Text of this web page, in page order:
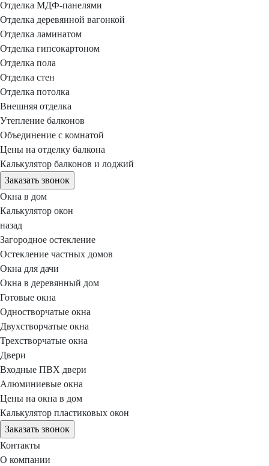
Отделка МДФ-панелями
Отделка деревянной вагонкой
Отделка ламинатом
Отделка гипсокартоном
Отделка пола
Отделка стен
Отделка потолка
Внешняя отделка
Утепление балконов
Объединение с комнатой
Цены на отделку балкона
Калькулятор балконов и лоджий
Заказать звонок
Окна в дом
Калькулятор окон
назад
Загородное остекление
Остекление частных домов
Окна для дачи
Окна в деревянный дом
Готовые окна
Одностворчатые окна
Двухстворчатые окна
Трехстворчатые окна
Двери
Входные ПВХ двери
Алюминиевые окна
Цены на окна в дом
Калькулятор пластиковых окон
Заказать звонок
Контакты
О компании